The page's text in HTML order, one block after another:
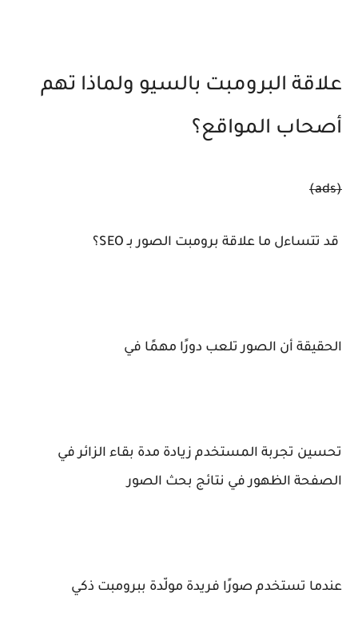
علاقة البرومبت بالسيو ولماذا تهم
أصحاب المواقع؟
(ads)
قد تتساءل ما علاقة برومبت الصور بـ SEO؟
الحقيقة أن الصور تلعب دورًا مهمًا في
تحسين تجربة المستخدم زيادة مدة بقاء الزائر في
الصفحة الظهور في نتائج بحث الصور
عندما تستخدم صورًا فريدة مولّدة ببرومبت ذكي